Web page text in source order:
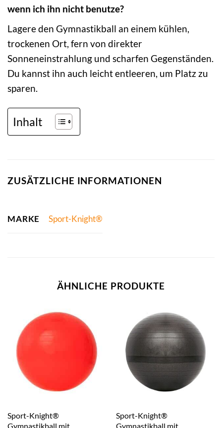
wenn ich ihn nicht benutze?
Lagere den Gymnastikball an einem kühlen,
trockenen Ort, fern von direkter
Sonneneinstrahlung und scharfen Gegenständen.
Du kannst ihn auch leicht entleeren, um Platz zu
sparen.
Inhalt
ZUSÄTZLICHE INFORMATIONEN
MARKE Sport-Knight®
ÄHNLICHE PRODUKTE
Sport-Knight®
Gymnastikball mit
Sport-Knight®
Gymnastikball mit